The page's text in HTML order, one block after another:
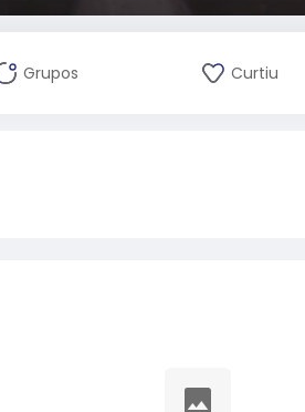
Grupos Curtiu